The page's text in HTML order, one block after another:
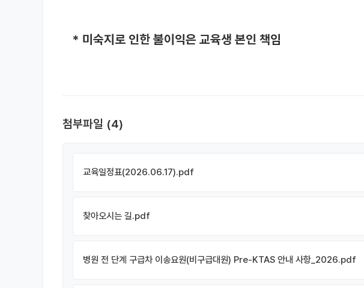
* 미숙지로 인한 불이익은 교육생 본인 책임
첨부파일 (4)
교육일정표(2026.06.17).pdf
찾아오시는 길.pdf
병원 전 단계 구급차 이송요원(비구급대원) Pre-KTAS 안내 사항_2026.pdf